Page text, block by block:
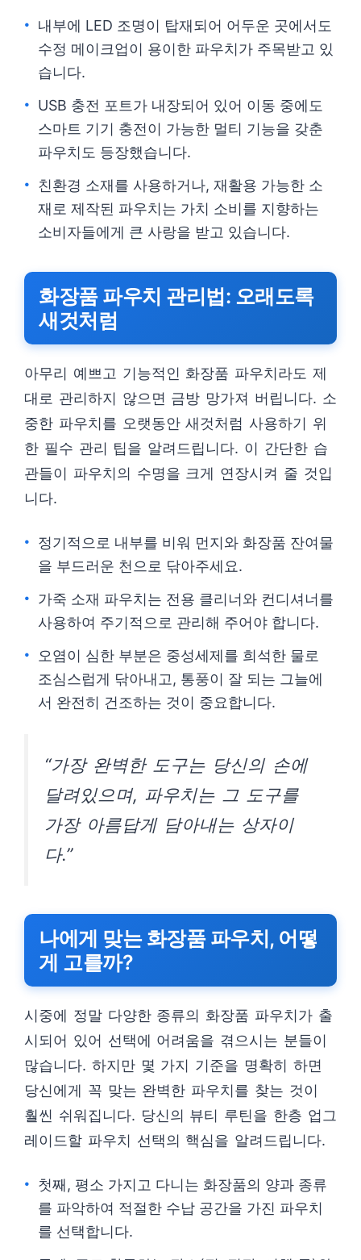
내부에 LED 조명이 탑재되어 어두운 곳에서도
수정 메이크업이 용이한 파우치가 주목받고 있
습니다.
USB 충전 포트가 내장되어 있어 이동 중에도
스마트 기기 충전이 가능한 멀티 기능을 갖춘
파우치도 등장했습니다.
친환경 소재를 사용하거나, 재활용 가능한 소
재로 제작된 파우치는 가치 소비를 지향하는
소비자들에게 큰 사랑을 받고 있습니다.
화장품 파우치 관리법: 오래도록
새것처럼
아무리 예쁘고 기능적인 화장품 파우치라도 제
대로 관리하지 않으면 금방 망가져 버립니다. 소
중한 파우치를 오랫동안 새것처럼 사용하기 위
한 필수 관리 팁을 알려드립니다. 이 간단한 습
관들이 파우치의 수명을 크게 연장시켜 줄 것입
니다.
정기적으로 내부를 비워 먼지와 화장품 잔여물
을 부드러운 천으로 닦아주세요.
가죽 소재 파우치는 전용 클리너와 컨디셔너를
사용하여 주기적으로 관리해 주어야 합니다.
오염이 심한 부분은 중성세제를 희석한 물로
조심스럽게 닦아내고, 통풍이 잘 되는 그늘에
서 완전히 건조하는 것이 중요합니다.
“가장 완벽한 도구는 당신의 손에
달려있으며, 파우치는 그 도구를
가장 아름답게 담아내는 상자이
다.”
나에게 맞는 화장품 파우치, 어떻
게 고를까?
시중에 정말 다양한 종류의 화장품 파우치가 출
시되어 있어 선택에 어려움을 겪으시는 분들이
많습니다. 하지만 몇 가지 기준을 명확히 하면
당신에게 꼭 맞는 완벽한 파우치를 찾는 것이
훨씬 쉬워집니다. 당신의 뷰티 루틴을 한층 업그
레이드할 파우치 선택의 핵심을 알려드립니다.
첫째, 평소 가지고 다니는 화장품의 양과 종류
를 파악하여 적절한 수납 공간을 가진 파우치
를 선택합니다.